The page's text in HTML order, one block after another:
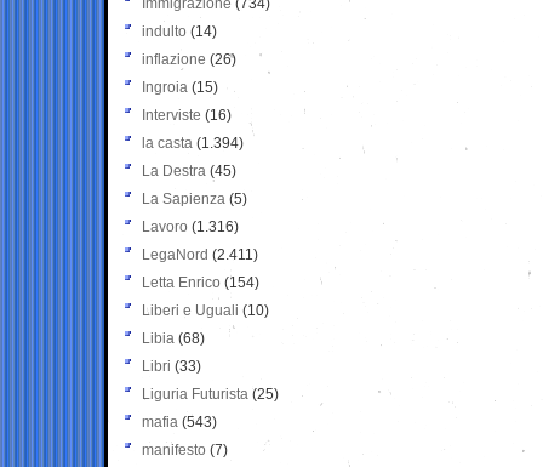
Immigrazione (734)
indulto (14)
inflazione (26)
Ingroia (15)
Interviste (16)
la casta (1.394)
La Destra (45)
La Sapienza (5)
Lavoro (1.316)
LegaNord (2.411)
Letta Enrico (154)
Liberi e Uguali (10)
Libia (68)
Libri (33)
Liguria Futurista (25)
mafia (543)
manifesto (7)